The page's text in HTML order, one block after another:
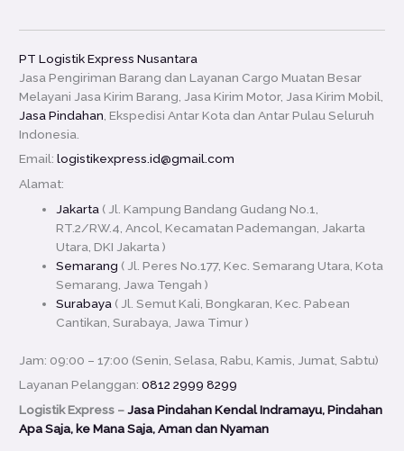
PT Logistik Express Nusantara
Jasa Pengiriman Barang dan Layanan Cargo Muatan Besar
Melayani Jasa Kirim Barang, Jasa Kirim Motor, Jasa Kirim Mobil,
Jasa Pindahan , Ekspedisi Antar Kota dan Antar Pulau Seluruh
Indonesia.
Email:logistikexpress.id@gmail.com
Alamat:
Jakarta ( Jl. Kampung Bandang Gudang No.1,
RT.2/RW.4, Ancol, Kecamatan Pademangan, Jakarta
Utara, DKI Jakarta )
Semarang ( Jl. Peres No.177, Kec. Semarang Utara, Kota
Semarang, Jawa Tengah )
Surabaya ( Jl. Semut Kali, Bongkaran, Kec. Pabean
Cantikan, Surabaya, Jawa Timur )
Jam: 09:00 – 17:00 (Senin, Selasa, Rabu, Kamis, Jumat, Sabtu)
Layanan Pelanggan:0812 2999 8299
Logistik Express –Jasa Pindahan Kendal Indramayu, Pindahan
Apa Saja, ke Mana Saja, Aman dan Nyaman